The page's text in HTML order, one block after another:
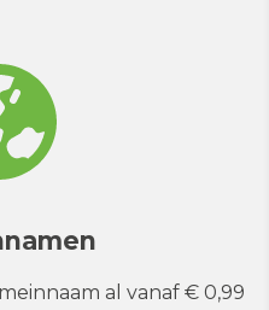
al vanaf € 0,99